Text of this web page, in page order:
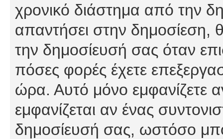
χρονικό διάστημα από την
απαντήσει στην δημοσίεση,
την δημοσίευσή σας όταν
πόσες φορές έχετε
ώρα. Αυτό μόνο εμφανίζετε
εμφανίζεται αν ένας
δημοσίευσή σας, ωστόσο